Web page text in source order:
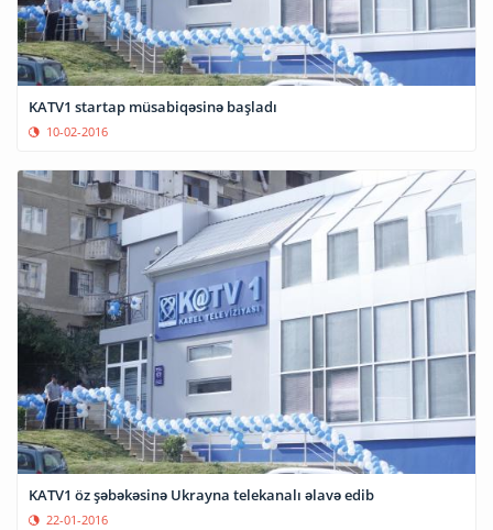
KATV1 startap müsabiqəsinə başladı
10-02-2016
KATV1 öz şəbəkəsinə Ukrayna telekanalı əlavə edib
22-01-2016